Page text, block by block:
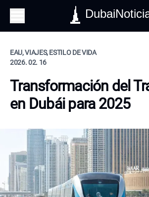
EAU, VIAJES, ESTILO DE VIDA
2026. 02. 16
Transformación del
en Dubái para 2025